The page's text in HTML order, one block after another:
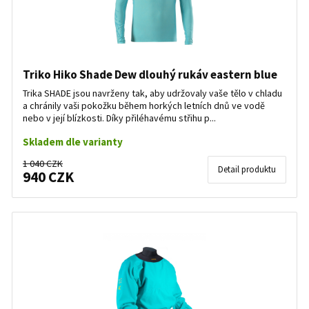
Triko Hiko Shade Dew dlouhý rukáv eastern blue
Trika SHADE jsou navrženy tak, aby udržovaly vaše tělo v chladu
a chránily vaši pokožku během horkých letních dnů ve vodě
nebo v její blízkosti. Díky přiléhavému střihu p...
Skladem dle varianty
1 040 CZK
940 CZK Detail produktu